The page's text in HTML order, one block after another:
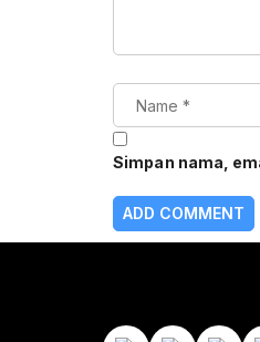
Simpan nama,